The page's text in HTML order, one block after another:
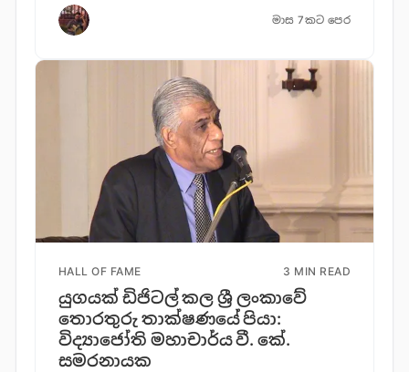
මාස 7කට පෙර
HALL OF FAME 3 MIN READ
යුගයක් ඩිජිටල් කල ශ්‍රී ලංකාවේ
තොරතුරු තාක්ෂණයේ පියා:
විද්‍යාජෝති මහාචාර්ය වී. කේ.
සමරනායක